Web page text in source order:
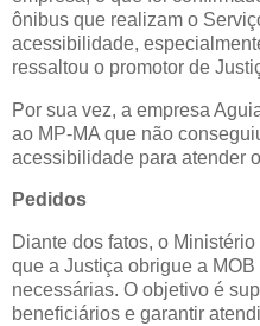
ônibus que realizam o
acessibilidade,
ressaltou o promotor de
Por sua vez, a empresa
ao MP-MA que não
acessibilidade para atender
Pedidos
Diante dos fatos, o
que a Justiça obrigue a
necessárias. O objetivo é
beneficiários e garantir